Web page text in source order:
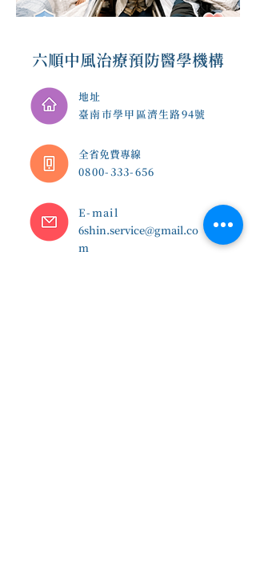
六順中風治療預防醫學機構
地址
臺南市學甲區濟生路94號
​全省免費專線
0800-333-656
E-mail
6shin.service@gmail.co
m